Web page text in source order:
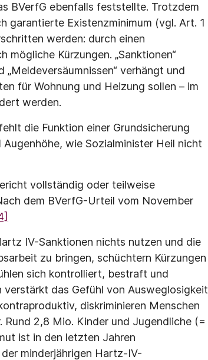
BVerfG ebenfalls feststellte. Trotzdem
garantierte Existenzminimum (vgl. Art. 1
werden: durch einen
mögliche Kürzungen. „Sanktionen“
verhängt und
für Wohnung und Heizung sollen – im
werden.
die Funktion einer Grundsicherung
wie Sozialminister Heil nicht
vollständig oder teilweise
dem BVerfG-Urteil vom November
IV-Sanktionen nichts nutzen und die
zu bringen, schüchtern Kürzungen
sich kontrolliert, bestraft und
das Gefühl von Ausweglosigkeit
diskriminieren Menschen
2,8 Mio. Kinder und Jugendliche (=
ist in den letzten Jahren
minderjährigen Hartz-IV-